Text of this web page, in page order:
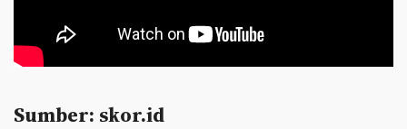
Sumber: skor.id